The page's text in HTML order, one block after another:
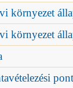
környezet
környezet